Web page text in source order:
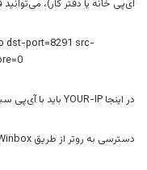
آی‌پی خانه یا دفتر کار)،
dst-port=8291 src-
در اینجا YOUR-IP باید با آی‌پی سیستم مورد نظرتان جایگزین شود.
دسترسی به روتر از طریق Winbox: